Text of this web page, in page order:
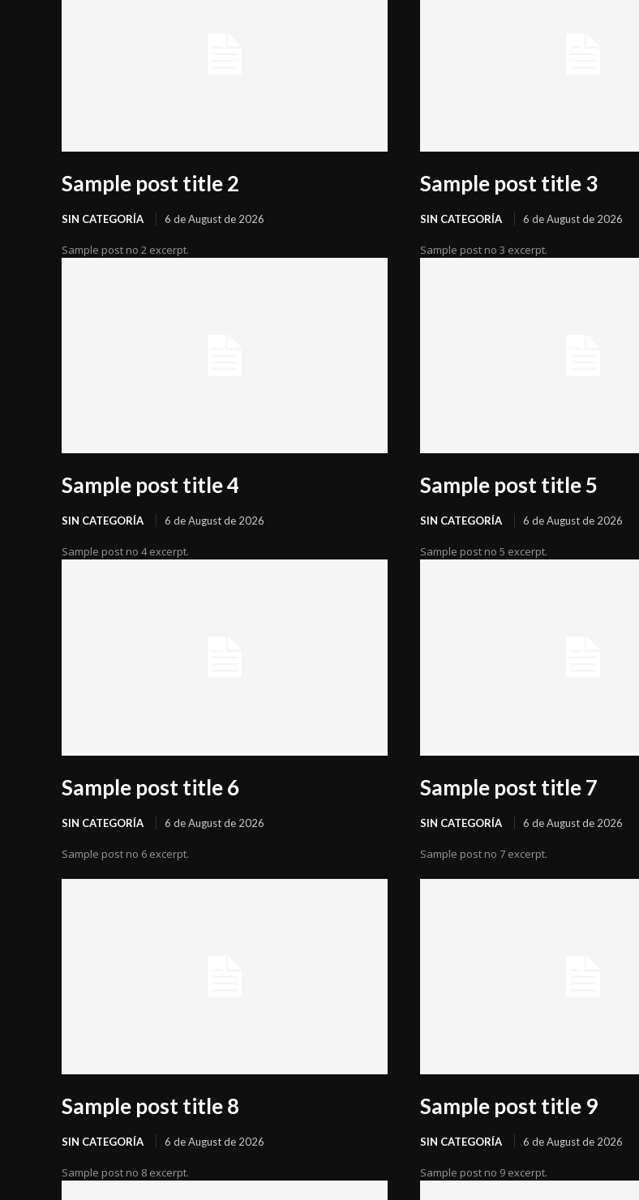
Sample post title 2
SIN CATEGORÍA 6 de August de 2026
Sample post no 2 excerpt.
Sample post title 3
SIN CATEGORÍA 6 de August de 2026
Sample post no 3 excerpt.
Sample post title 4
SIN CATEGORÍA 6 de August de 2026
Sample post no 4 excerpt.
Sample post title 5
SIN CATEGORÍA 6 de August de 2026
Sample post no 5 excerpt.
Sample post title 6
SIN CATEGORÍA 6 de August de 2026
Sample post no 6 excerpt.
Sample post title 7
SIN CATEGORÍA 6 de August de 2026
Sample post no 7 excerpt.
Sample post title 8
SIN CATEGORÍA 6 de August de 2026
Sample post no 8 excerpt.
Sample post title 9
SIN CATEGORÍA 6 de August de 2026
Sample post no 9 excerpt.